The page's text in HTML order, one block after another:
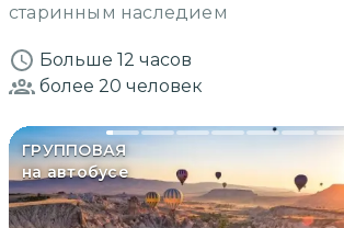
старинным наследием
Больше 12 часов
более 20 человек
ГРУППОВАЯ
на автобусе